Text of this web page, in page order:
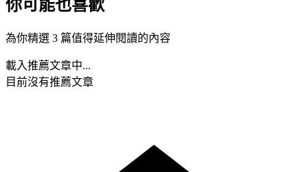
你可能也喜歡
為你精選 3 篇值得延伸閱讀的內容
載入推薦文章中...
目前沒有推薦文章